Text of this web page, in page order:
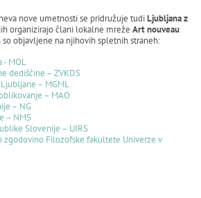
nove umetnosti se pridružuje tudiLjubljana z
organizirajo člani lokalne mreže Art nouveau
so objavljene na njihovih spletnih straneh:
- MOL
dediščine – ZVKDS
– MGML
– MAO
– NG
– NMS
Slovenije – UIRS
zgodovino Filozofske fakultete Univerze v